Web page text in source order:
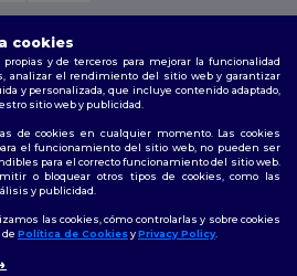
derechos reservados
de personalización|Política de
|Mapa del sitio
cookies
y de terceros para mejorar la funcionalidad
analizar el rendimiento del sitio web y garantizar
y personalizada, que incluye contenido adaptado,
sitio web y publicidad.
de cookies en cualquier momento. Las cookies
el funcionamiento del sitio web, no pueden ser
para el correcto funcionamiento del sitio web.
o bloquear otros tipos de cookies, como las
y publicidad.
las cookies, cómo controlarlas y sobre cookies
Política de CookiesyPrivacy Policy.